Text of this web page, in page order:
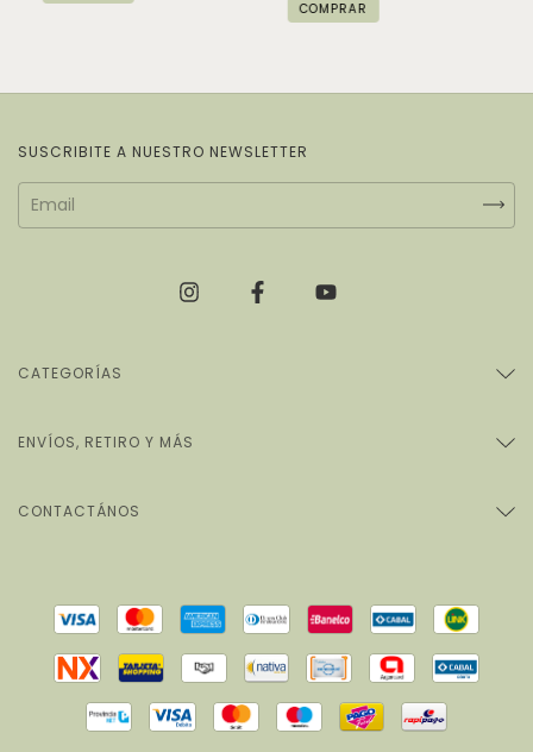
SUSCRIBITE A NUESTRO NEWSLETTER
CATEGORÍAS
ENVÍOS, RETIRO Y MÁS
CONTACTÁNOS